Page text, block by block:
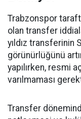
Trabzonspor
olan transfer
yıldız transferinin
görünürlüğünü
yapılırken, resmi
varılmaması
Transfer